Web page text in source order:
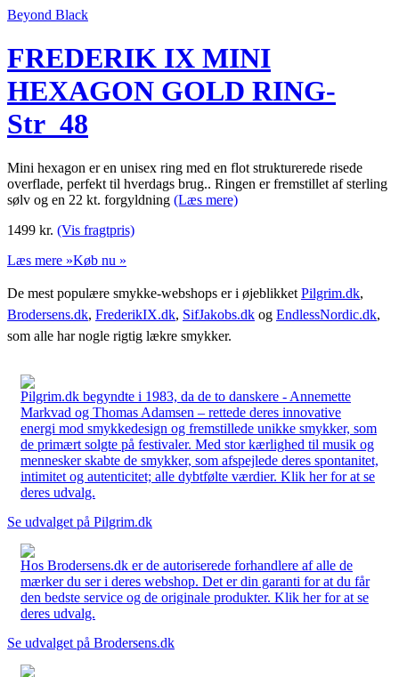
Beyond Black
FREDERIK IX MINI
HEXAGON GOLD RING-
Str_48
Mini hexagon er en unisex ring med en flot strukturerede risede
overflade, perfekt til hverdags brug.. Ringen er fremstillet af sterling
sølv og en 22 kt. forgyldning (Læs mere)
1499 kr. (Vis fragtpris)
Læs mere »Køb nu »
De mest populære smykke-webshops er i øjeblikket Pilgrim.dk,
Brodersens.dk, FrederikIX.dk, SifJakobs.dk og EndlessNordic.dk,
som alle har nogle rigtig lækre smykker.
Pilgrim.dk begyndte i 1983, da de to danskere - Annemette
Markvad og Thomas Adamsen – rettede deres innovative
energi mod smykkedesign og fremstillede unikke smykker, som
de primært solgte på festivaler. Med stor kærlighed til musik og
mennesker skabte de smykker, som afspejlede deres spontanitet,
intimitet og autenticitet; alle dybtfølte værdier. Klik her for at se
deres udvalg.
Se udvalget på Pilgrim.dk
Hos Brodersens.dk er de autoriserede forhandlere af alle de
mærker du ser i deres webshop. Det er din garanti for at du får
den bedste service og de originale produkter. Klik her for at se
deres udvalg.
Se udvalget på Brodersens.dk